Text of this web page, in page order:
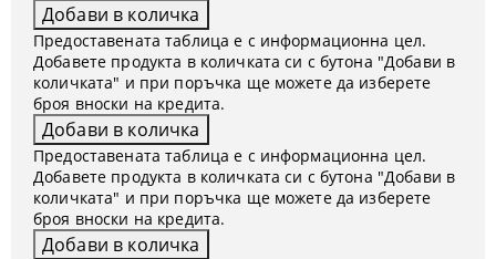
Предоставената таблица е с информационна цел.
Добавете продукта в количката си с бутона "Добави в
количката" и при поръчка ще можете да изберете
броя вноски на кредита.
Предоставената таблица е с информационна цел.
Добавете продукта в количката си с бутона "Добави в
количката" и при поръчка ще можете да изберете
броя вноски на кредита.